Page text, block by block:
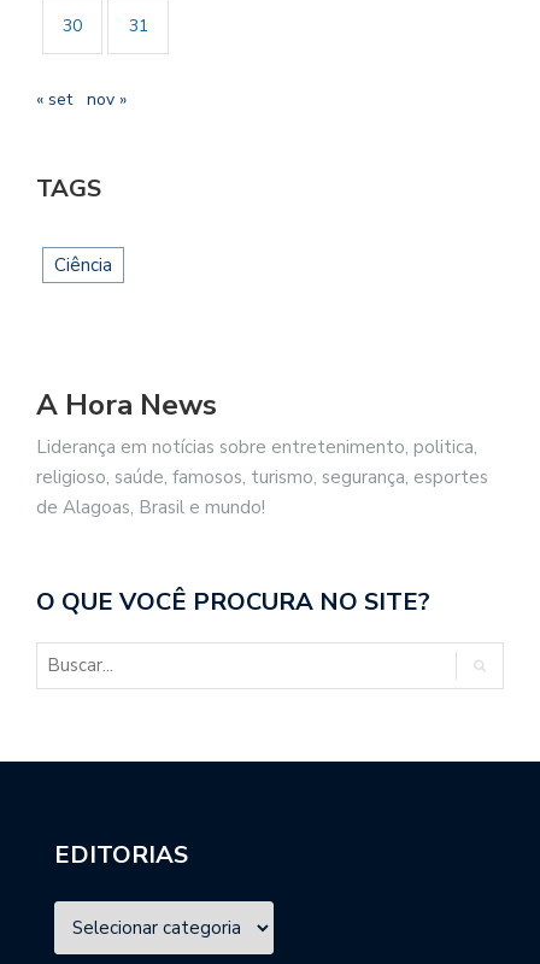
30 31
« set nov »
TAGS
Ciência
A Hora News
Liderança em notícias sobre entretenimento, politica,
religioso, saúde, famosos, turismo, segurança, esportes
de Alagoas, Brasil e mundo!
O QUE VOCÊ PROCURA NO SITE?
EDITORIAS